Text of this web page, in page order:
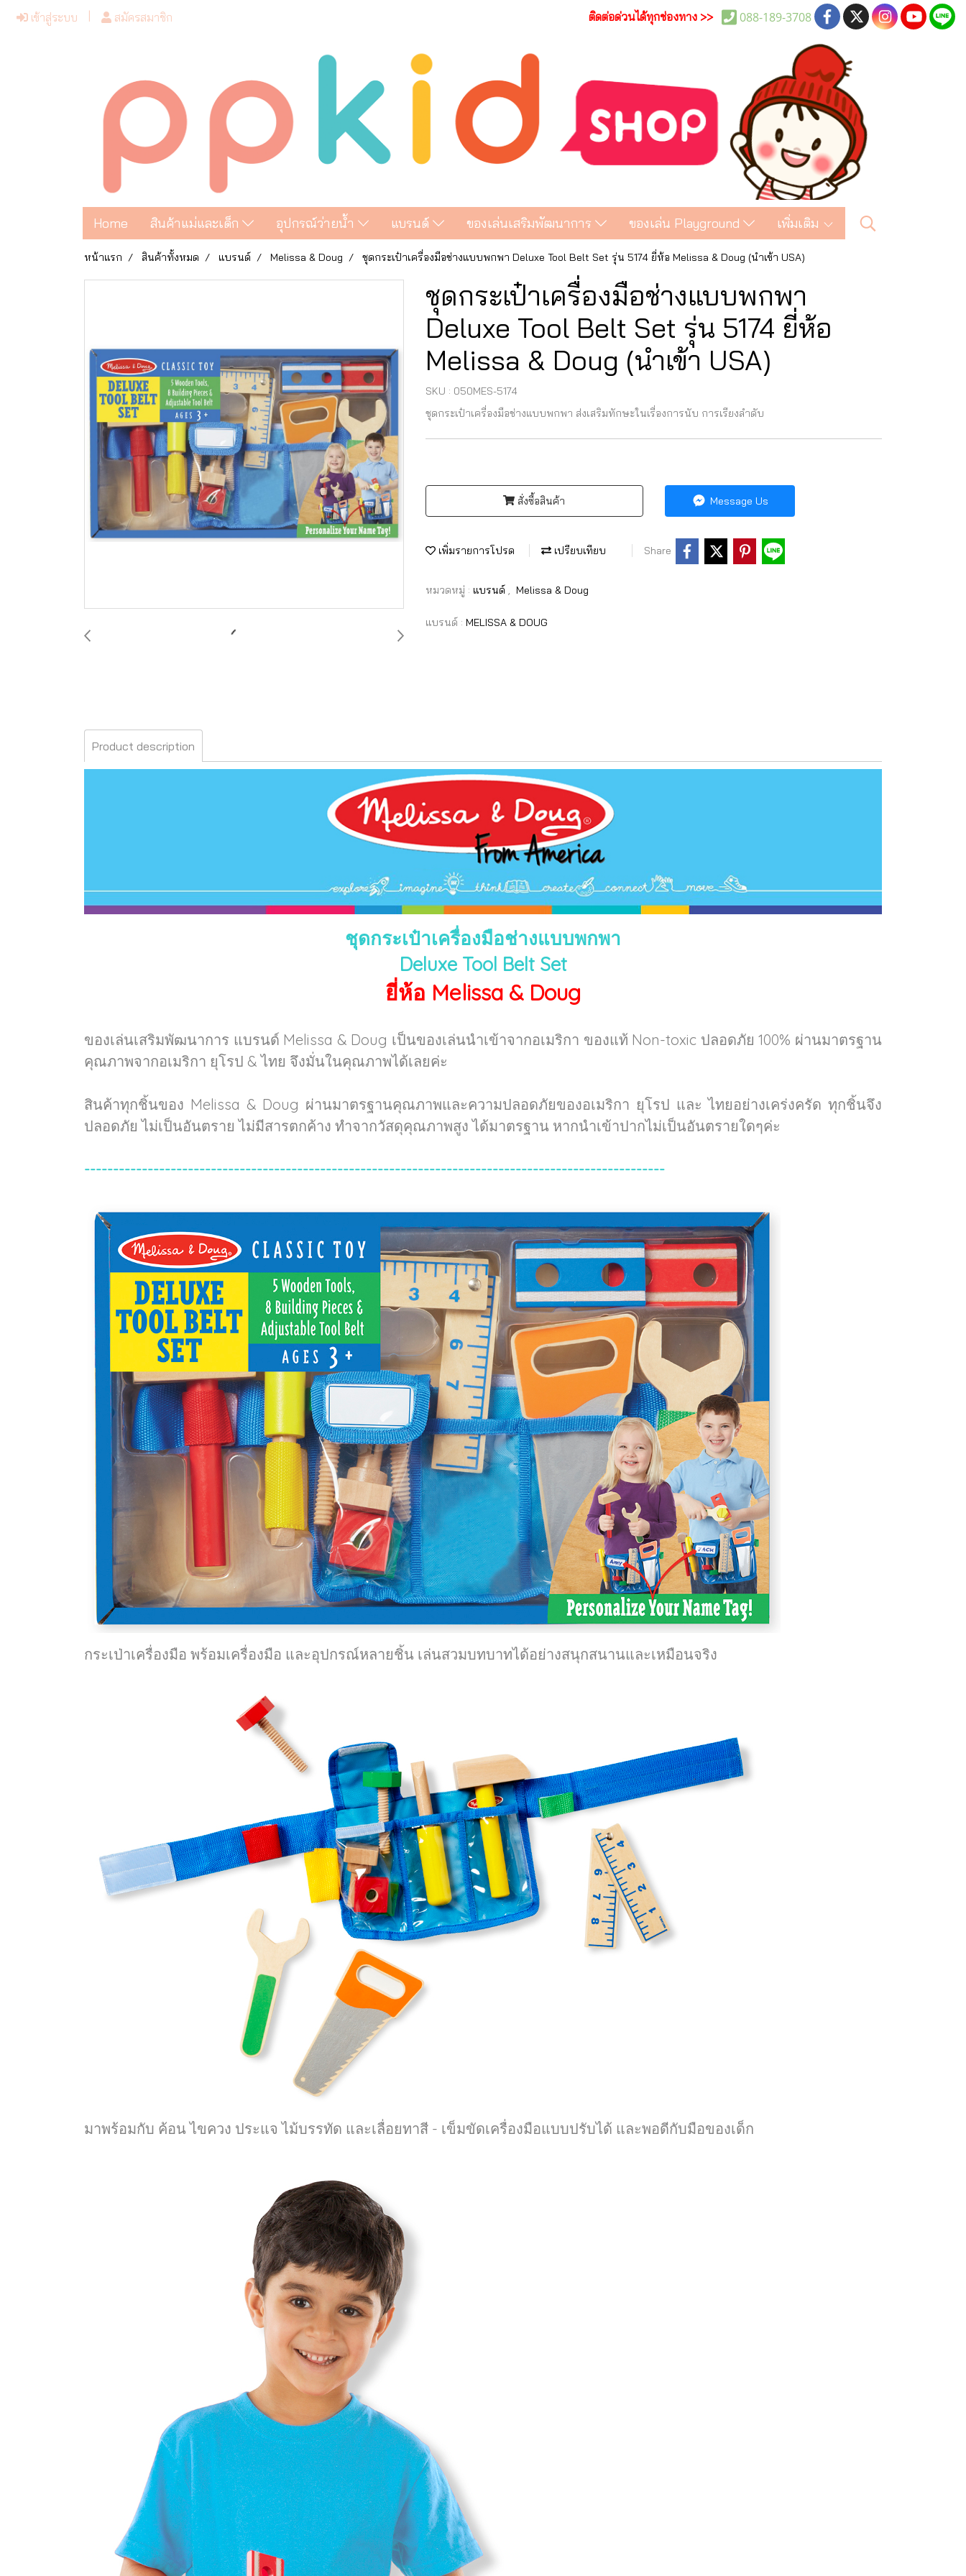
เข้าสู่ระบบ สมัครสมาชิก ติดต่อด่วนได้ทุกช่องทาง >> 088-189-3708
Home สินค้าแม่และเด็ก อุปกรณ์ว่ายน้ำ แบรนด์ ของเล่นเสริมพัฒนาการ ของเล่น Playground เพิ่มเติม
หน้าแรก สินค้าทั้งหมด แบรนด์ Melissa & Doug ชุดกระเป๋าเครื่องมือช่างแบบพกพา Deluxe Tool Belt Set รุ่น 5174 ยี่ห้อ Melissa & Doug (นำเข้า USA)
ชุดกระเป๋าเครื่องมือช่างแบบพกพา
Deluxe Tool Belt Set รุ่น 5174 ยี่ห้อ
Melissa & Doug (นำเข้า USA)
SKU : 050MES-5174
ชุดกระเป๋าเครื่องมือช่างแบบพกพา ส่งเสริมทักษะในเรื่องการนับ การเรียงลำดับ
สั่งซื้อสินค้า Message Us
เพิ่มรายการโปรด เปรียบเทียบ Share
หมวดหมู่ : แบรนด์ Melissa & Doug
แบรนด์ : MELISSA & DOUG
Product description
ชุดกระเป๋าเครื่องมือช่างแบบพกพา
Deluxe Tool Belt Set
ยี่ห้อ Melissa & Doug
ของเล่นเสริมพัฒนาการ แบรนด์ Melissa & Doug เป็นของเล่นนำเข้าจากอเมริกา ของแท้ Non-toxic ปลอดภัย 100% ผ่านมาตรฐาน
คุณภาพจากอเมริกา ยุโรป & ไทย จึงมั่นในคุณภาพได้เลยค่ะ
สินค้าทุกชิ้นของ Melissa & Doug ผ่านมาตรฐานคุณภาพและความปลอดภัยของอเมริกา ยุโรป และ ไทยอย่างเคร่งครัด ทุกชิ้นจึง
ปลอดภัย ไม่เป็นอันตราย ไม่มีสารตกค้าง ทำจากวัสดุคุณภาพสูง ได้มาตรฐาน หากนำเข้าปากไม่เป็นอันตรายใดๆค่ะ
-----------------------------------------------------------------------------------------------------
กระเป่าเครื่องมือ พร้อมเครื่องมือ และอุปกรณ์หลายชิ้น เล่นสวมบทบาทได้อย่างสนุกสนานและเหมือนจริง
มาพร้อมกับ ค้อน ไขควง ประแจ ไม้บรรทัด และเลื่อยทาสี - เข็มขัดเครื่องมือแบบปรับได้ และพอดีกับมือของเด็ก